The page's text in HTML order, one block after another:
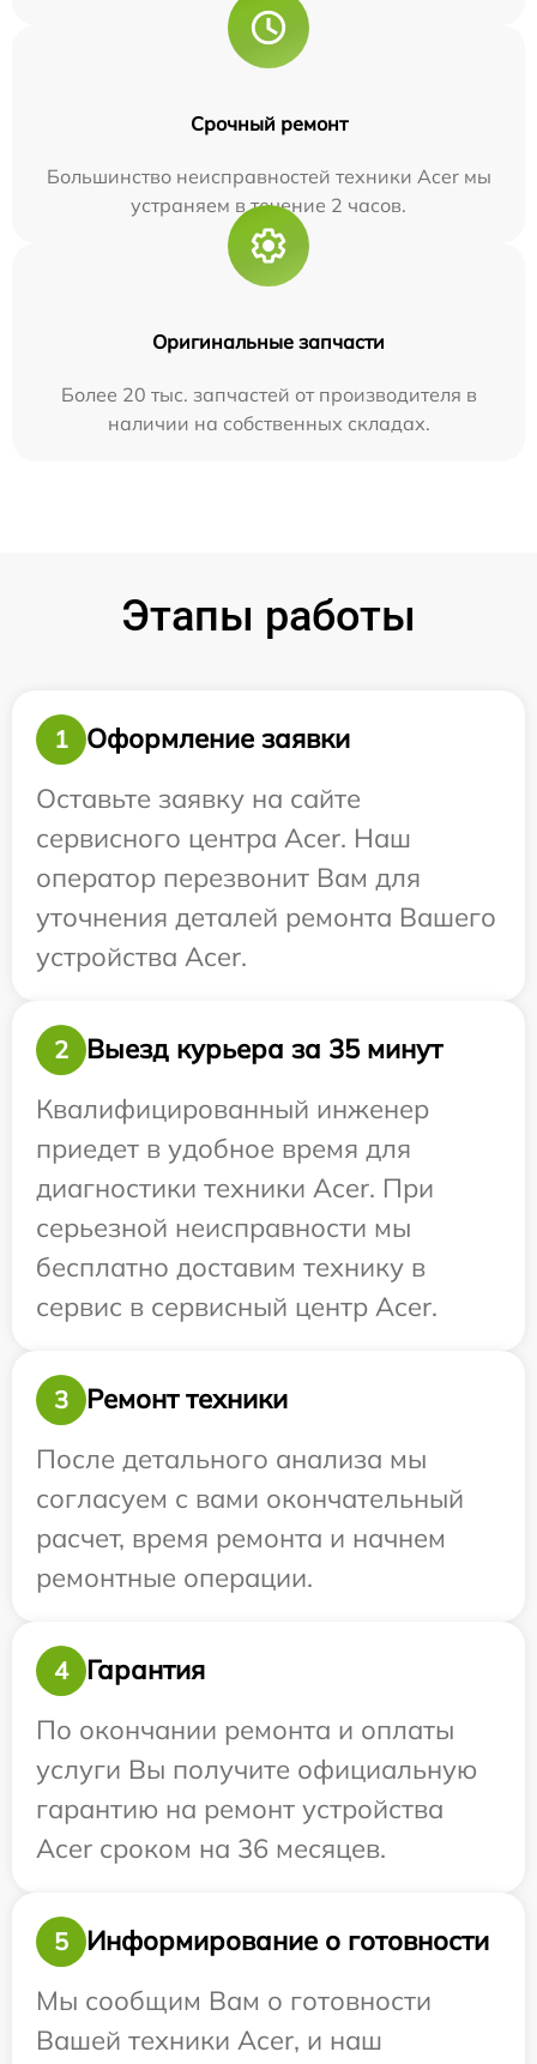
Срочный ремонт
Большинство неисправностей техники Acer мы
устраняем в течение 2 часов.
Оригинальные запчасти
Более 20 тыс. запчастей от производителя в
наличии на собственных складах.
Этапы работы
1
Оформление заявки
Оставьте заявку на сайте
сервисного центра Acer. Наш
оператор перезвонит Вам для
уточнения деталей ремонта Вашего
устройства Acer.
2
Выезд курьера за 35 минут
Квалифицированный инженер
приедет в удобное время для
диагностики техники Acer. При
серьезной неисправности мы
бесплатно доставим технику в
сервис в сервисный центр Acer.
3
Ремонт техники
После детального анализа мы
согласуем с вами окончательный
расчет, время ремонта и начнем
ремонтные операции.
4
Гарантия
По окончании ремонта и оплаты
услуги Вы получите официальную
гарантию на ремонт устройства
Acer сроком на 36 месяцев.
5
Информирование о готовности
Мы сообщим Вам о готовности
Вашей техники Acer, и наш